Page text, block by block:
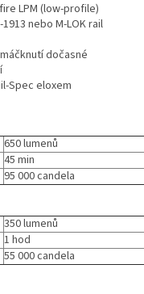
LPM (low-profile)
nebo M-LOK rail
dočasné
Spec eloxem
650 lumenů
45 min
95 000 candela
350 lumenů
1 hod
55 000 candela